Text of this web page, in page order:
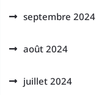
septembre 2024
août 2024
juillet 2024